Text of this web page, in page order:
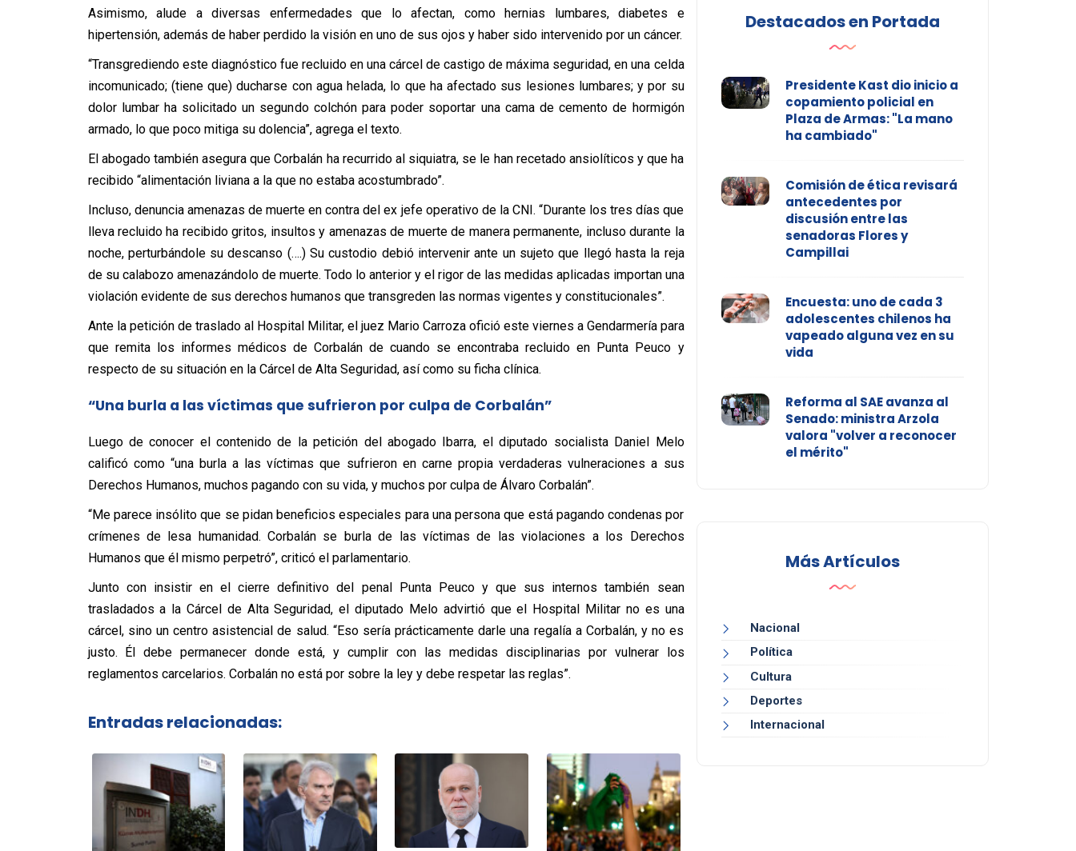
Asimismo, alude a diversas enfermedades que lo afectan, como hernias lumbares, diabetes e
hipertensión, además de haber perdido la visión en uno de sus ojos y haber sido intervenido por un cáncer.
“Transgrediendo este diagnóstico fue recluido en una cárcel de castigo de máxima seguridad, en una celda
incomunicado; (tiene que) ducharse con agua helada, lo que ha afectado sus lesiones lumbares; y por su
dolor lumbar ha solicitado un segundo colchón para poder soportar una cama de cemento de hormigón
armado, lo que poco mitiga su dolencia”, agrega el texto.
El abogado también asegura que Corbalán ha recurrido al siquiatra, se le han recetado ansiolíticos y que ha
recibido “alimentación liviana a la que no estaba acostumbrado”.
Incluso, denuncia amenazas de muerte en contra del ex jefe operativo de la CNI. “Durante los tres días que
lleva recluido ha recibido gritos, insultos y amenazas de muerte de manera permanente, incluso durante la
noche, perturbándole su descanso (….) Su custodio debió intervenir ante un sujeto que llegó hasta la reja
de su calabozo amenazándolo de muerte. Todo lo anterior y el rigor de las medidas aplicadas importan una
violación evidente de sus derechos humanos que transgreden las normas vigentes y constitucionales”.
Ante la petición de traslado al Hospital Militar, el juez Mario Carroza ofició este viernes a Gendarmería para
que remita los informes médicos de Corbalán de cuando se encontraba recluido en Punta Peuco y
respecto de su situación en la Cárcel de Alta Seguridad, así como su ficha clínica.
“Una burla a las víctimas que sufrieron por culpa de Corbalán”
Luego de conocer el contenido de la petición del abogado Ibarra, el diputado socialista Daniel Melo
calificó como “una burla a las víctimas que sufrieron en carne propia verdaderas vulneraciones a sus
Derechos Humanos, muchos pagando con su vida, y muchos por culpa de Álvaro Corbalán”.
“Me parece insólito que se pidan beneficios especiales para una persona que está pagando condenas por
crímenes de lesa humanidad. Corbalán se burla de las víctimas de las violaciones a los Derechos
Humanos que él mismo perpetró”, criticó el parlamentario.
Junto con insistir en el cierre definitivo del penal Punta Peuco y que sus internos también sean
trasladados a la Cárcel de Alta Seguridad, el diputado Melo advirtió que el Hospital Militar no es una
cárcel, sino un centro asistencial de salud. “Eso sería prácticamente darle una regalía a Corbalán, y no es
justo. Él debe permanecer donde está, y cumplir con las medidas disciplinarias por vulnerar los
reglamentos carcelarios. Corbalán no está por sobre la ley y debe respetar las reglas”.
Entradas relacionadas:
Destacados en Portada
Presidente Kast dio inicio a
copamiento policial en
Plaza de Armas: "La mano
ha cambiado"
Comisión de ética revisará
antecedentes por
discusión entre las
senadoras Flores y
Campillai
Encuesta: uno de cada 3
adolescentes chilenos ha
vapeado alguna vez en su
vida
Reforma al SAE avanza al
Senado: ministra Arzola
valora "volver a reconocer
el mérito"
Más Artículos
Nacional
Política
Cultura
Deportes
Internacional